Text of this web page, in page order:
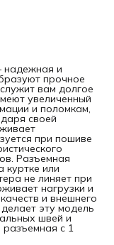
надежная и
прочное
вам долгое
увеличенный
и поломкам,
своей
при пошиве
Разъемная
куртке или
не линяет при
нагрузки и
и внешнего
эту модель
швей и
разъемная с 1